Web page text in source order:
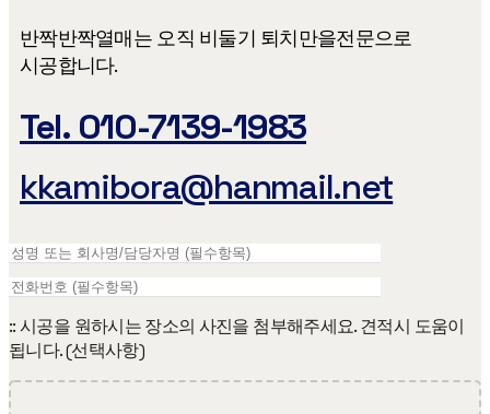
반짝반짝열매는 오직 비둘기 퇴치만을​ 전문으로
시공합니다.
Tel. 010-7139-1983
kkamibora@hanmail.net
:: 시공을 원하시는 장소의 사진을 첨부해주세요. 견적시 도움이
됩니다. (선택사항)